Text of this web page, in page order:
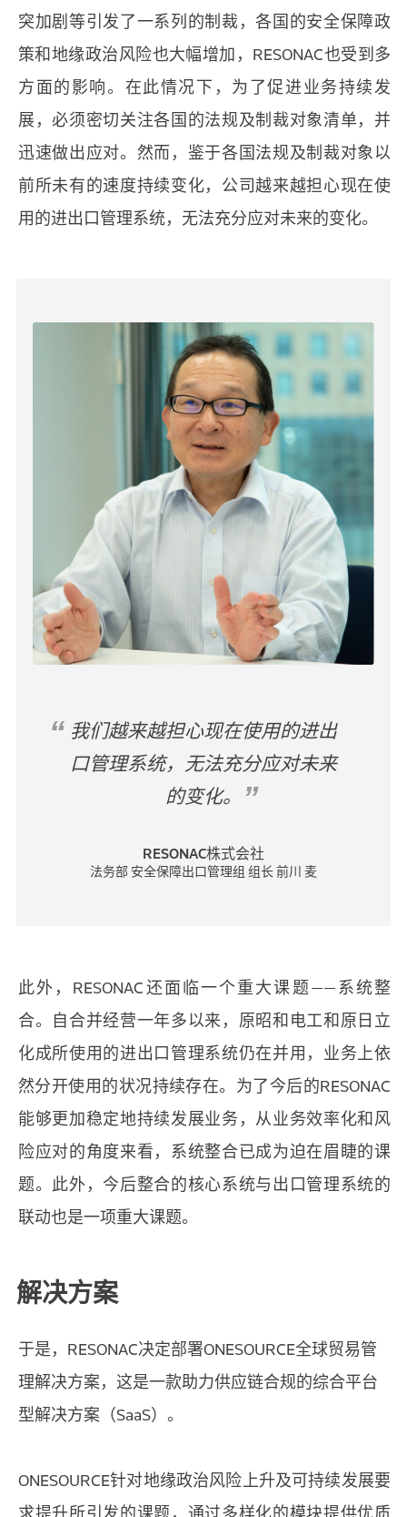
突加剧等引发了一系列的制裁，各国的安全保障政
策和地缘政治风险也大幅增加，RESONAC也受到多
方面的影响。在此情况下，为了促进业务持续发
展，必须密切关注各国的法规及制裁对象清单，并
迅速做出应对。然而，鉴于各国法规及制裁对象以
前所未有的速度持续变化，公司越来越担心现在使
用的进出口管理系统，无法充分应对未来的变化。
我们越来越担心现在使用的进出
口管理系统，无法充分应对未来
的变化。
RESONAC株式会社
法务部 安全保障出口管理组 组长 前川 麦
此外，RESONAC还面临一个重大课题——系统整
合。自合并经营一年多以来，原昭和电工和原日立
化成所使用的进出口管理系统仍在并用，业务上依
然分开使用的状况持续存在。为了今后的RESONAC
能够更加稳定地持续发展业务，从业务效率化和风
险应对的角度来看，系统整合已成为迫在眉睫的课
题。此外，今后整合的核心系统与出口管理系统的
联动也是一项重大课题。
解决方案
于是，RESONAC决定部署ONESOURCE全球贸易管
理解决方案，这是一款助力供应链合规的综合平台
型解决方案（SaaS）。
ONESOURCE针对地缘政治风险上升及可持续发展要